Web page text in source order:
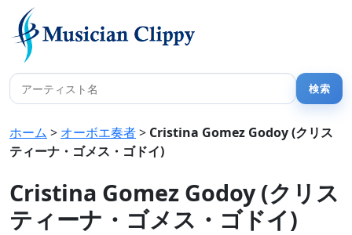
ホーム > オーボエ奏者> Cristina Gomez Godoy (クリス
ティーナ・ゴメス・ゴドイ)
Cristina Gomez Godoy (クリス
ティーナ・ゴメス・ゴドイ)